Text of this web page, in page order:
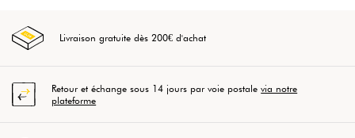
Livraison gratuite dès 200€ d'achat
Retour et échange sous 14 jours par voie postalevia notre
plateforme